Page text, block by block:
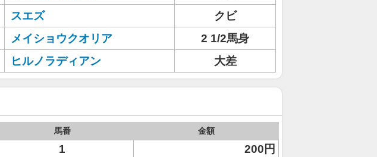
スエズ
クビ
メイショウクオリア
2 1/2馬身
ヒルノラディアン 大差
馬番 金額
1 200円